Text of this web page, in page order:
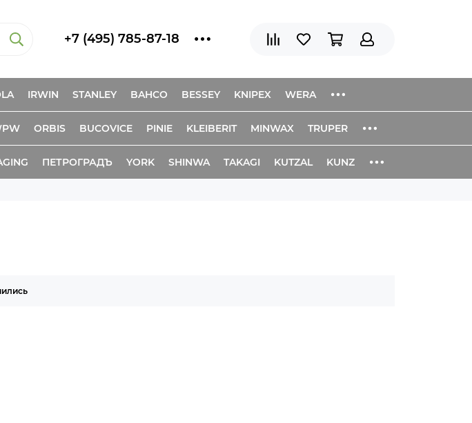
+7 (495) 785-87-18
IRWIN STANLEY BAHCO BESSEY KNIPEX WERA
ORBIS BUCOVICE PINIE KLEIBERIT MINWAX TRUPER
ПЕТРОГРАДЪ YORK SHINWA TAKAGI KUTZAL KUNZ